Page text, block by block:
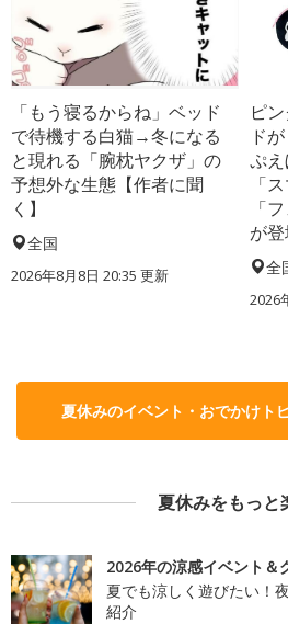
「もう寝るからね」ベッド
で待機する白猫→冬になる
と現れる「腕枕ヤクザ」の
予想外な生態【作者に聞
く】
全国
2026年8月8日 20:35 更新
ピ
ド
ぷ
「
「
が
全
2026
夏休みのイベント・おでかけト
夏休みをもっと
2026年の涼感イベント＆
夏でも涼しく遊びたい！
紹介